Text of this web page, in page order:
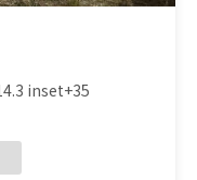
inset+35